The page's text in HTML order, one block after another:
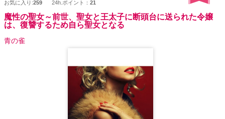
お気に入り:259 24h.ポイント： 21
魔性の聖女～前世、聖女と王太子に断頭台に送られた令嬢
は、復讐するため自ら聖女となる
青の雀